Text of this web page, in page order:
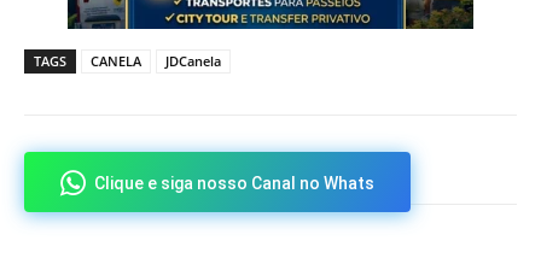
TAGS CANELA JDCanela
Clique e siga nosso Canal no Whats